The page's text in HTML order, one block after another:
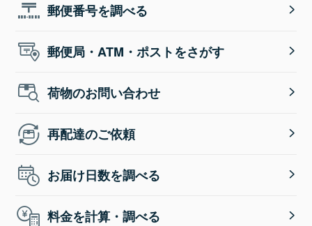
郵便番号を調べる
郵便局・ATM・ポストをさがす
荷物のお問い合わせ
再配達のご依頼
お届け日数を調べる
料金を計算・調べる